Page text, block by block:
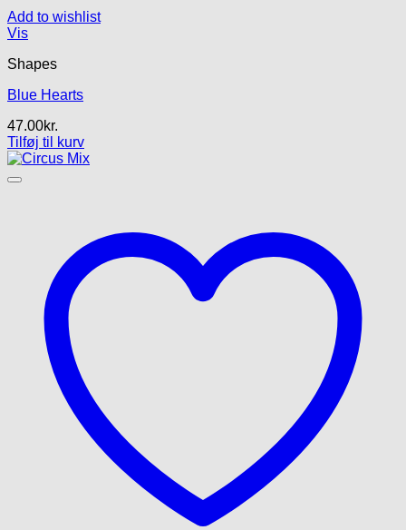
Add to wishlist
Vis
Shapes
Blue Hearts
47.00kr.
Tilføj til kurv